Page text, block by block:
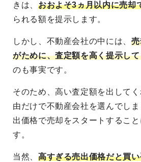
きは、 おおよそ3ヵ月以内に売却
られる額を提示します。
しかし、不動産会社の中には、
がために、査定額を高く提示し
のも事実です。
そのため、高い査定額を出して
由だけで不動産会社を選んでし
出価格で売却をスタートするこ
す。
当然、 高すぎる売出価格だと買